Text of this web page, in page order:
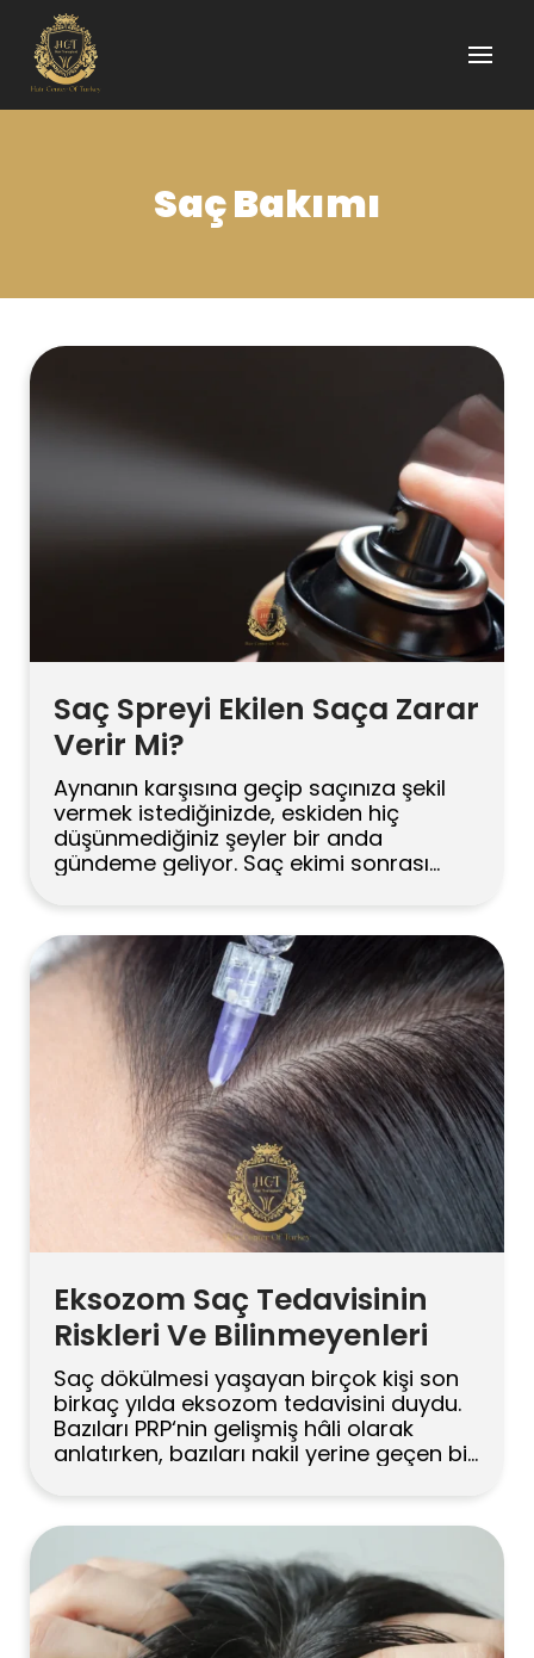
Saç Bakımı
Saç Spreyi Ekilen Saça Zarar
Verir Mi?
Aynanın karşısına geçip saçınıza şekil
vermek istediğinizde, eskiden hiç
düşünmediğiniz şeyler bir anda
gündeme geliyor. Saç ekimi sonrası
artık öyle masum görünmüyor. Greftler
ne kadar dayanıklı? Sprey iyileşmeyi
bozar mı? Şöyle ki, bu sorular kliniklerin
kapısından her hafta yeniden geçiyor.
Ve cevap tek bir cümleyle özetlenecek
kadar basit değil. […]
Eksozom Saç Tedavisinin
Riskleri Ve Bilinmeyenleri
Saç dökülmesi yaşayan birçok kişi son
birkaç yılda eksozom tedavisini duydu.
Bazıları PRP‘nin gelişmiş hâli olarak
anlatırken, bazıları nakil yerine geçen bir
arasında, daha gri bir bölgede. Tedavi
yöntem olarak ilgi çekici. Hücrelerden
salgılanan küçük taşıyıcı keseciklerin
saç köküne sinyal göndererek
dökülmeyi yavaşlatmaya çalışması, ilk
bakışta umut verici geliyor. […]